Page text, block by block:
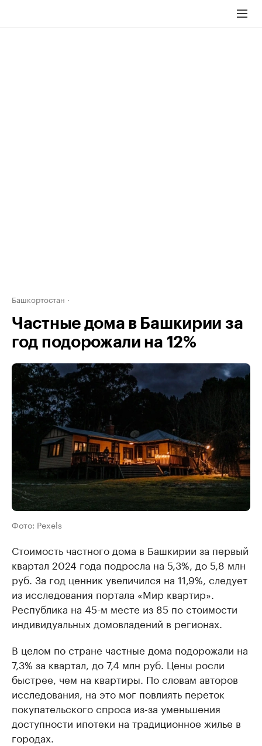
Башкортостан
Частные дома в Башкирии за
год подорожали на 12%
Фото: Pexels
Стоимость частного дома в Башкирии за первый
квартал 2024 года подросла на 5,3%, до 5,8 млн
руб. За год ценник увеличился на 11,9%, следует
из исследования портала «Мир квартир».
Республика на 45-м месте из 85 по стоимости
индивидуальных домовладений в регионах.
В целом по стране частные дома подорожали на
7,3% за квартал, до 7,4 млн руб. Цены росли
быстрее, чем на квартиры. По словам авторов
исследования, на это мог повлиять переток
покупательского спроса из-за уменьшения
доступности ипотеки на традиционное жилье в
городах.